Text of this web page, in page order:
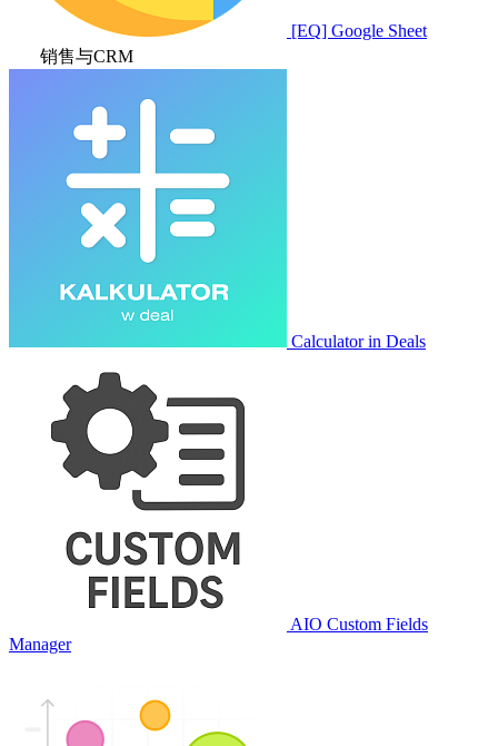
[EQ] Google Sheet
销售与CRM
Calculator in Deals
AIO Custom Fields
Manager